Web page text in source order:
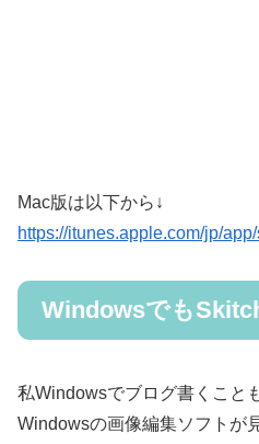
Mac版は以下から↓
https://itunes.apple.com/jp/
Windowsでも
私Windowsでブログ書くこと
Windowsの画像編集ソフトが